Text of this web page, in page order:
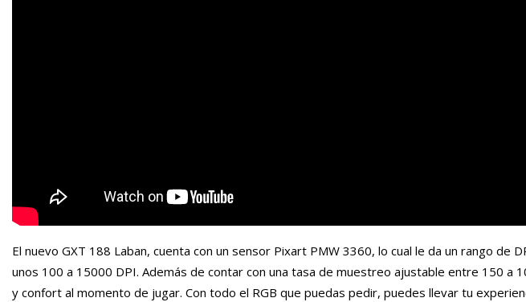
El nuevo GXT 188 Laban, cuenta con un sensor Pixart PMW 3360, lo cual le da un rango de
unos 100 a 15000 DPI. Además de contar con una tasa de muestreo ajustable entre 150 a
y confort al momento de jugar. Con todo el RGB que puedas pedir, puedes llevar tu